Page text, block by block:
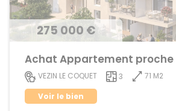
275 000 €
VEZIN LE COQUET 3
71 M2
Voir le bien